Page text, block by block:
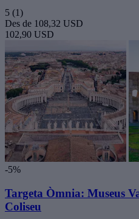
5 (1)
Des de 108,32 USD
102,90 USD
-5%
Targeta Òmnia: Museus
Coliseu